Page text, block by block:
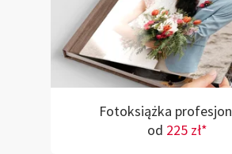
Fotoksiążka
od 225 zł*